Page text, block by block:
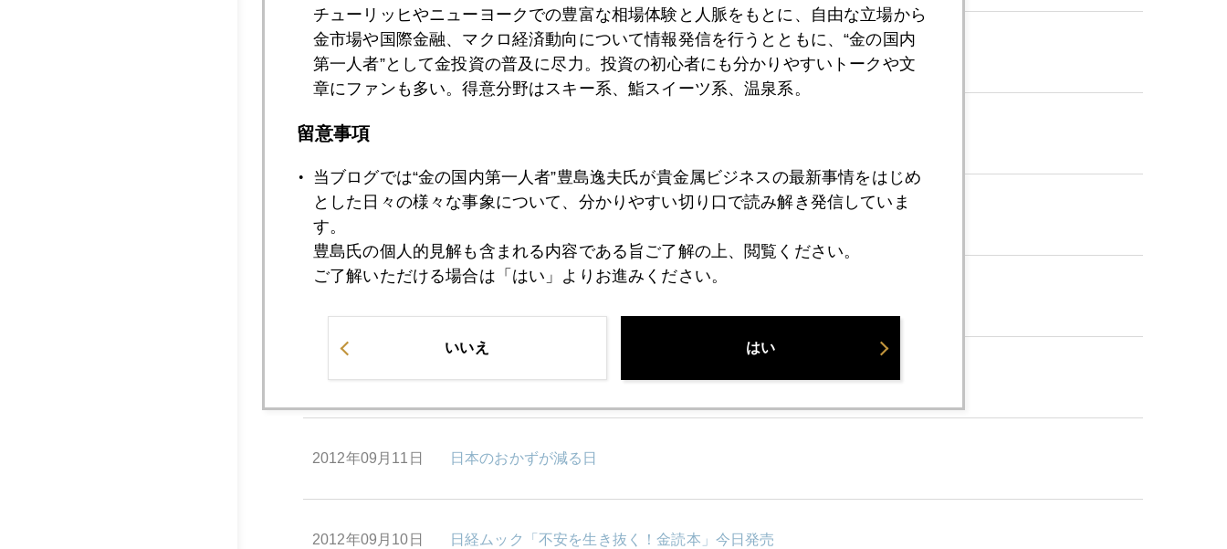
2012年09月20日 お粗末な欧米の領土問題認識
2012年09月19日
2012年09月14日 QE4も視野に
2012年09月12日 危機的状況の日中関係、付き合いの勘所は
2012年09月11日 日本のおかずが減る日
2012年09月10日 日経ムック「不安を生き抜く！金読本」今日発売
チューリッヒやニューヨークでの豊富な相場体験と人脈をもとに、自由な立場から
金市場や国際金融、マクロ経済動向について情報発信を行うとともに、“金の国内
第一人者”として金投資の普及に尽力。投資の初心者にも分かりやすいトークや文
章にファンも多い。得意分野はスキー系、鮨スイーツ系、温泉系。
留意事項
当ブログでは“金の国内第一人者”豊島逸夫氏が貴金属ビジネスの最新事情をはじめ
とした日々の様々な事象について、分かりやすい切り口で読み解き発信していま
す。
豊島氏の個人的見解も含まれる内容である旨ご了解の上、閲覧ください。
ご了解いただける場合は「はい」よりお進みください。
いいえ はい